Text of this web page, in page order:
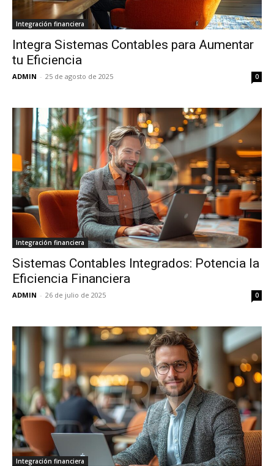
Integración financiera
Integra Sistemas Contables para Aumentar
tu Eficiencia
ADMIN - 25 de agosto de 2025 0
Integración financiera
Sistemas Contables Integrados: Potencia la
Eficiencia Financiera
ADMIN - 26 de julio de 2025 0
Integración financiera